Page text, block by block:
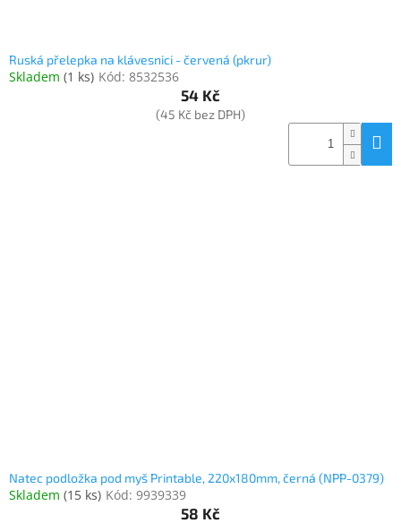
Ruská přelepka na klávesnici - červená (pkrur)
Skladem (1 ks) Kód: 8532536
54 Kč
(45 Kč bez DPH)
Natec podložka pod myš Printable, 220x180mm, černá (NPP-0379)
Skladem (15 ks) Kód: 9939339
58 Kč